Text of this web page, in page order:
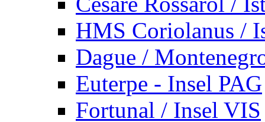
HMS Coriolanus /
Dague /
Euterpe - Insel PAG
Fortunal / Insel VIS